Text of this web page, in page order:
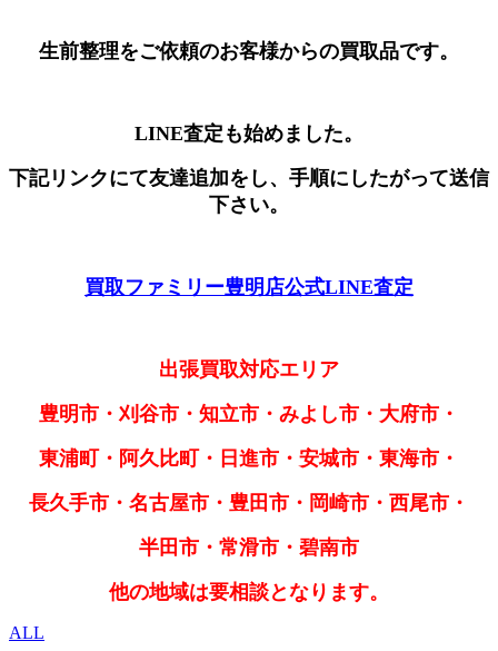
生前整理をご依頼のお客様からの買取品です。
LINE査定も始めました。
下記リンクにて友達追加をし、手順にしたがって送信
下さい。
買取ファミリー豊明店公式LINE査定
出張買取対応エリア
豊明市・刈谷市・知立市・みよし市・大府市・
東浦町・阿久比町・日進市・安城市・東海市・
長久手市・名古屋市・豊田市・岡崎市・西尾市・
半田市・常滑市・碧南市
他の地域は要相談となります。
ALL